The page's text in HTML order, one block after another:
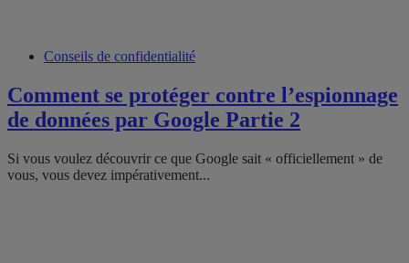
Conseils de confidentialité
Comment se protéger contre l’espionnage
de données par Google Partie 2
Si vous voulez découvrir ce que Google sait « officiellement » de
vous, vous devez impérativement...